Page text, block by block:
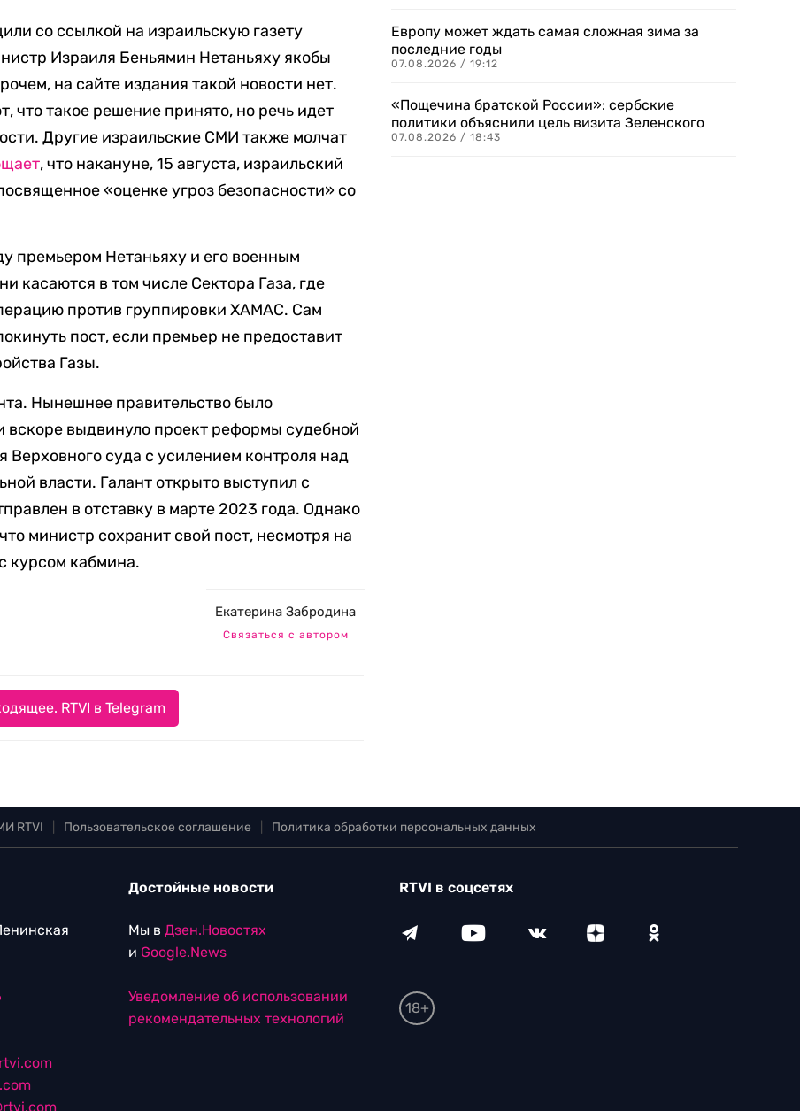
со ссылкой на израильскую газету
Израиля Беньямин Нетаньяху якобы
на сайте издания такой новости нет.
что такое решение принято, но речь идет
Другие израильские СМИ также молчат
, что накануне, 15 августа, израильский
«оценке угроз безопасности» со
премьером Нетаньяху и его военным
касаются в том числе Сектора Газа, где
против группировки ХАМАС. Сам
пост, если премьер не предоставит
Газы.
Нынешнее правительство было
выдвинуло проект реформы судебной
суда с усилением контроля над
власти. Галант открыто выступил с
в отставку в марте 2023 года. Однако
министр сохранит свой пост, несмотря на
курсом кабмина.
Екатерина Забродина
Связаться с автором
RTVI в Telegram
Европу может ждать самая сложная зима за
последние годы
07.08.2026 / 19:12
«Пощечина братской России»: сербские
политики объяснили цель визита Зеленского
07.08.2026 / 18:43
RTVI Пользовательское соглашение Политика обработки персональных данных
Достойные новости
Мы в Дзен.Новостях
и Google.News
Уведомление об использовании
рекомендательных технологий
RTVI в соцсетях
18+